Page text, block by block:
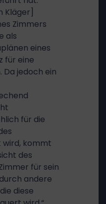
Kläger]
Zimmers
als
eines
für eine
jedoch ein
für die
kommt
des
für sein
andere
diese